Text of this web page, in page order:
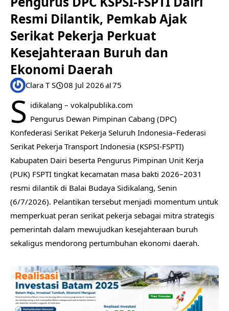
Resmi Dilantik, Pemkab Ajak
Serikat Pekerja Perkuat
Kesejahteraan Buruh dan
Ekonomi Daerah
Clara T S 08 Jul 2026 75
S idikalang – vokalpublika.com
Pengurus Dewan Pimpinan Cabang (DPC)
Konfederasi Serikat Pekerja Seluruh Indonesia–Federasi
Serikat Pekerja Transport Indonesia (KSPSI-FSPTI)
Kabupaten Dairi beserta Pengurus Pimpinan Unit Kerja
(PUK) FSPTI tingkat kecamatan masa bakti 2026–2031
resmi dilantik di Balai Budaya Sidikalang, Senin
(6/7/2026). Pelantikan tersebut menjadi momentum untuk
memperkuat peran serikat pekerja sebagai mitra strategis
pemerintah dalam mewujudkan kesejahteraan buruh
sekaligus mendorong pertumbuhan ekonomi daerah.